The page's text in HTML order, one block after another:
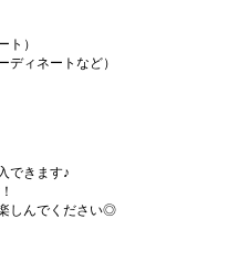
ト）
ディネートなど）
できます♪
しんでください◎